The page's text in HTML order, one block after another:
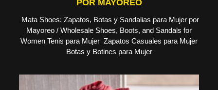
POR MAYOREO
Mata Shoes: Zapatos, Botas y Sandalias para Mujer por
Mayoreo / Wholesale Shoes, Boots, and Sandals for
Women Tenis para Mujer Zapatos Casuales para Mujer
Botas y Botines para Mujer